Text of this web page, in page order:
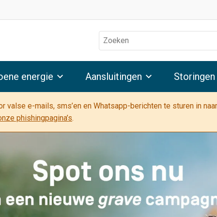
Zoeken
energie Aansluitingen
e-mails, sms’en en Whatsapp-berichten te sturen in
phishingpagina’s.